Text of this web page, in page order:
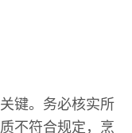
键。务必核实所
不符合规定，烹